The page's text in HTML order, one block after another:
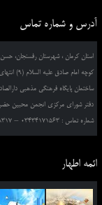
آدرس و شماره تماس
استان کرمان ، شهرستان رفسنجان، حسن
کوچه امام صادق علیه السلام (9) انتهای کوچه
ساختمان پایگاه فرهنگی مذهبی
دفتر شورای مرکزی انجمن محبین
شماره تماس : 03434171563 – 09133928317
ائمه اطهار